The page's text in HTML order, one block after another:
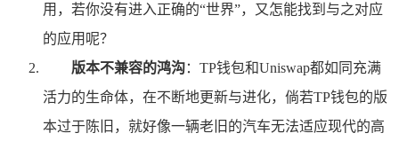
用，若你没有进入正确的“世界”，又怎能找到与之对应
的应用呢？
版本不兼容的鸿沟：TP钱包和Uniswap都如同充满
活力的生命体，在不断地更新与进化，倘若TP钱包的版
本过于陈旧，就好像一辆老旧的汽车无法适应现代的高